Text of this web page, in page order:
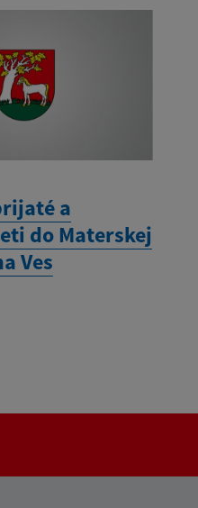
a
do Materskej
Ves